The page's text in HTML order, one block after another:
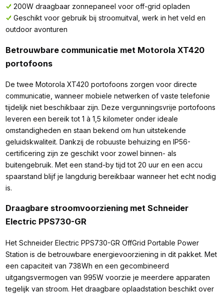
200W draagbaar zonnepaneel voor off-grid opladen
Geschikt voor gebruik bij stroomuitval, werk in het veld en
outdoor avonturen
Betrouwbare communicatie met Motorola XT420
portofoons
De twee Motorola XT420 portofoons zorgen voor directe
communicatie, wanneer mobiele netwerken of vaste telefonie
tijdelijk niet beschikbaar zijn. Deze vergunningsvrije portofoons
leveren een bereik tot 1 à 1,5 kilometer onder ideale
omstandigheden en staan bekend om hun uitstekende
geluidskwaliteit. Dankzij de robuuste behuizing en IP56-
certificering zijn ze geschikt voor zowel binnen- als
buitengebruik. Met een stand-by tijd tot 20 uur en een accu
spaarstand blijf je langdurig bereikbaar wanneer het echt nodig
is.
Draagbare stroomvoorziening met Schneider
Electric PPS730-GR
Het Schneider Electric PPS730-GR OffGrid Portable Power
Station is de betrouwbare energievoorziening in dit pakket. Met
een capaciteit van 738Wh en een gecombineerd
uitgangsvermogen van 995W voorzie je meerdere apparaten
tegelijk van stroom. Het draagbare oplaadstation beschikt over